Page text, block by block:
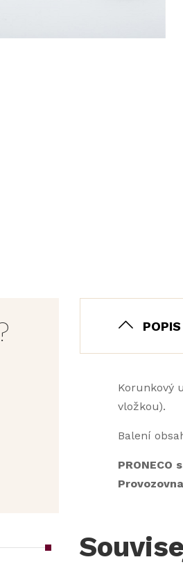
Korunkový
vložkou).
Balení
PRONECO